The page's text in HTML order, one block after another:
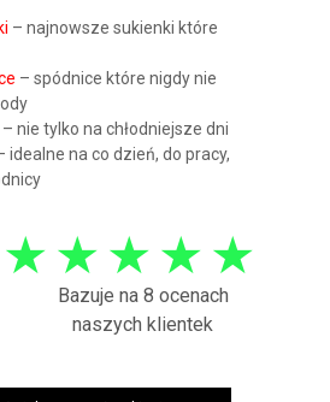
– najnowsze sukienki które
– spódnice które nigdy nie
nie tylko na chłodniejsze dni
idealne na co dzień, do pracy,
★ ★ ★ ★ ★
Bazuje na 8 ocenach
naszych klientek